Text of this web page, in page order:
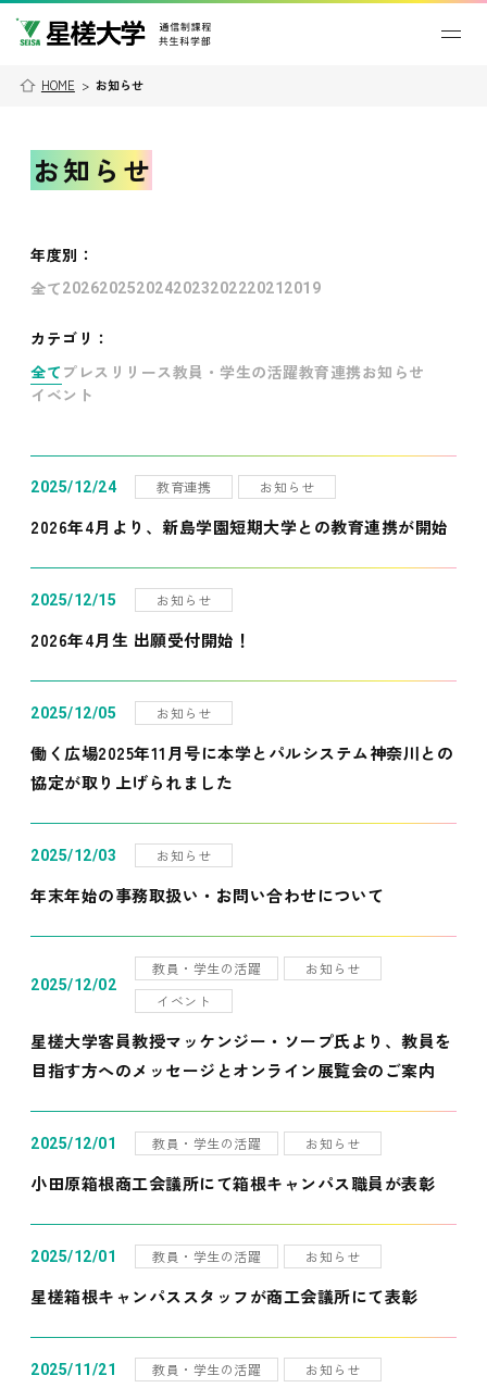
HOME > お知らせ
お知らせ
年度別 ：
全て202620252024202320222021 2019
カテゴリ：
全て プレスリリース教員・学生の活躍教育連携お知らせ
イベント
2025/12/24 教育連携 お知らせ
2026年4月より、新島学園短期大学との教育連携が開始
2025/12/15 お知らせ
2026年4月生 出願受付開始！
2025/12/05 お知らせ
働く広場2025年11月号に本学とパルシステム神奈川との
協定が取り上げられました
2025/12/03 お知らせ
年末年始の事務取扱い・お問い合わせについて
2025/12/02
教員・学生の活躍
お知らせ
イベント
星槎大学客員教授マッケンジー・ソープ氏より、教員を
目指す方へのメッセージとオンライン展覧会のご案内
2025/12/01 教員・学生の活躍 お知らせ
小田原箱根商工会議所にて箱根キャンパス職員が表彰
2025/12/01 教員・学生の活躍 お知らせ
星槎箱根キャンパススタッフが商工会議所にて表彰
2025/11/21 教員・学生の活躍 お知らせ